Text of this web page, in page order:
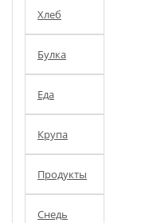
Хлеб
Булка
Еда
Крупа
Продукты
Снедь